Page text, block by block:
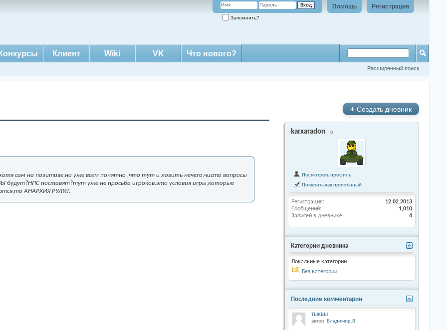
Регистрация
Помощь
Запомнить?
Конкурсы Клиент Wiki VK Что нового?
Расширенный поиск
сам на позитиве,но уже всем понятно ,что тут и ловить нечего.чисто вопросы
будут?НПС поставят?тут уже не просьба игроков.это условия игры,которые
АНАРХИЯ РУЛИТ.
+ Создать дневник
karxaradon
Посмотреть профиль
Пометить как прочтённый
Регистрация
12.02.2013
Сообщений
1,010
Записей в дневнике
4
Категории дневника
Локальные категории
Без категории
Последние комментарии
ТЫКВЫ
автор: Владимир.В.